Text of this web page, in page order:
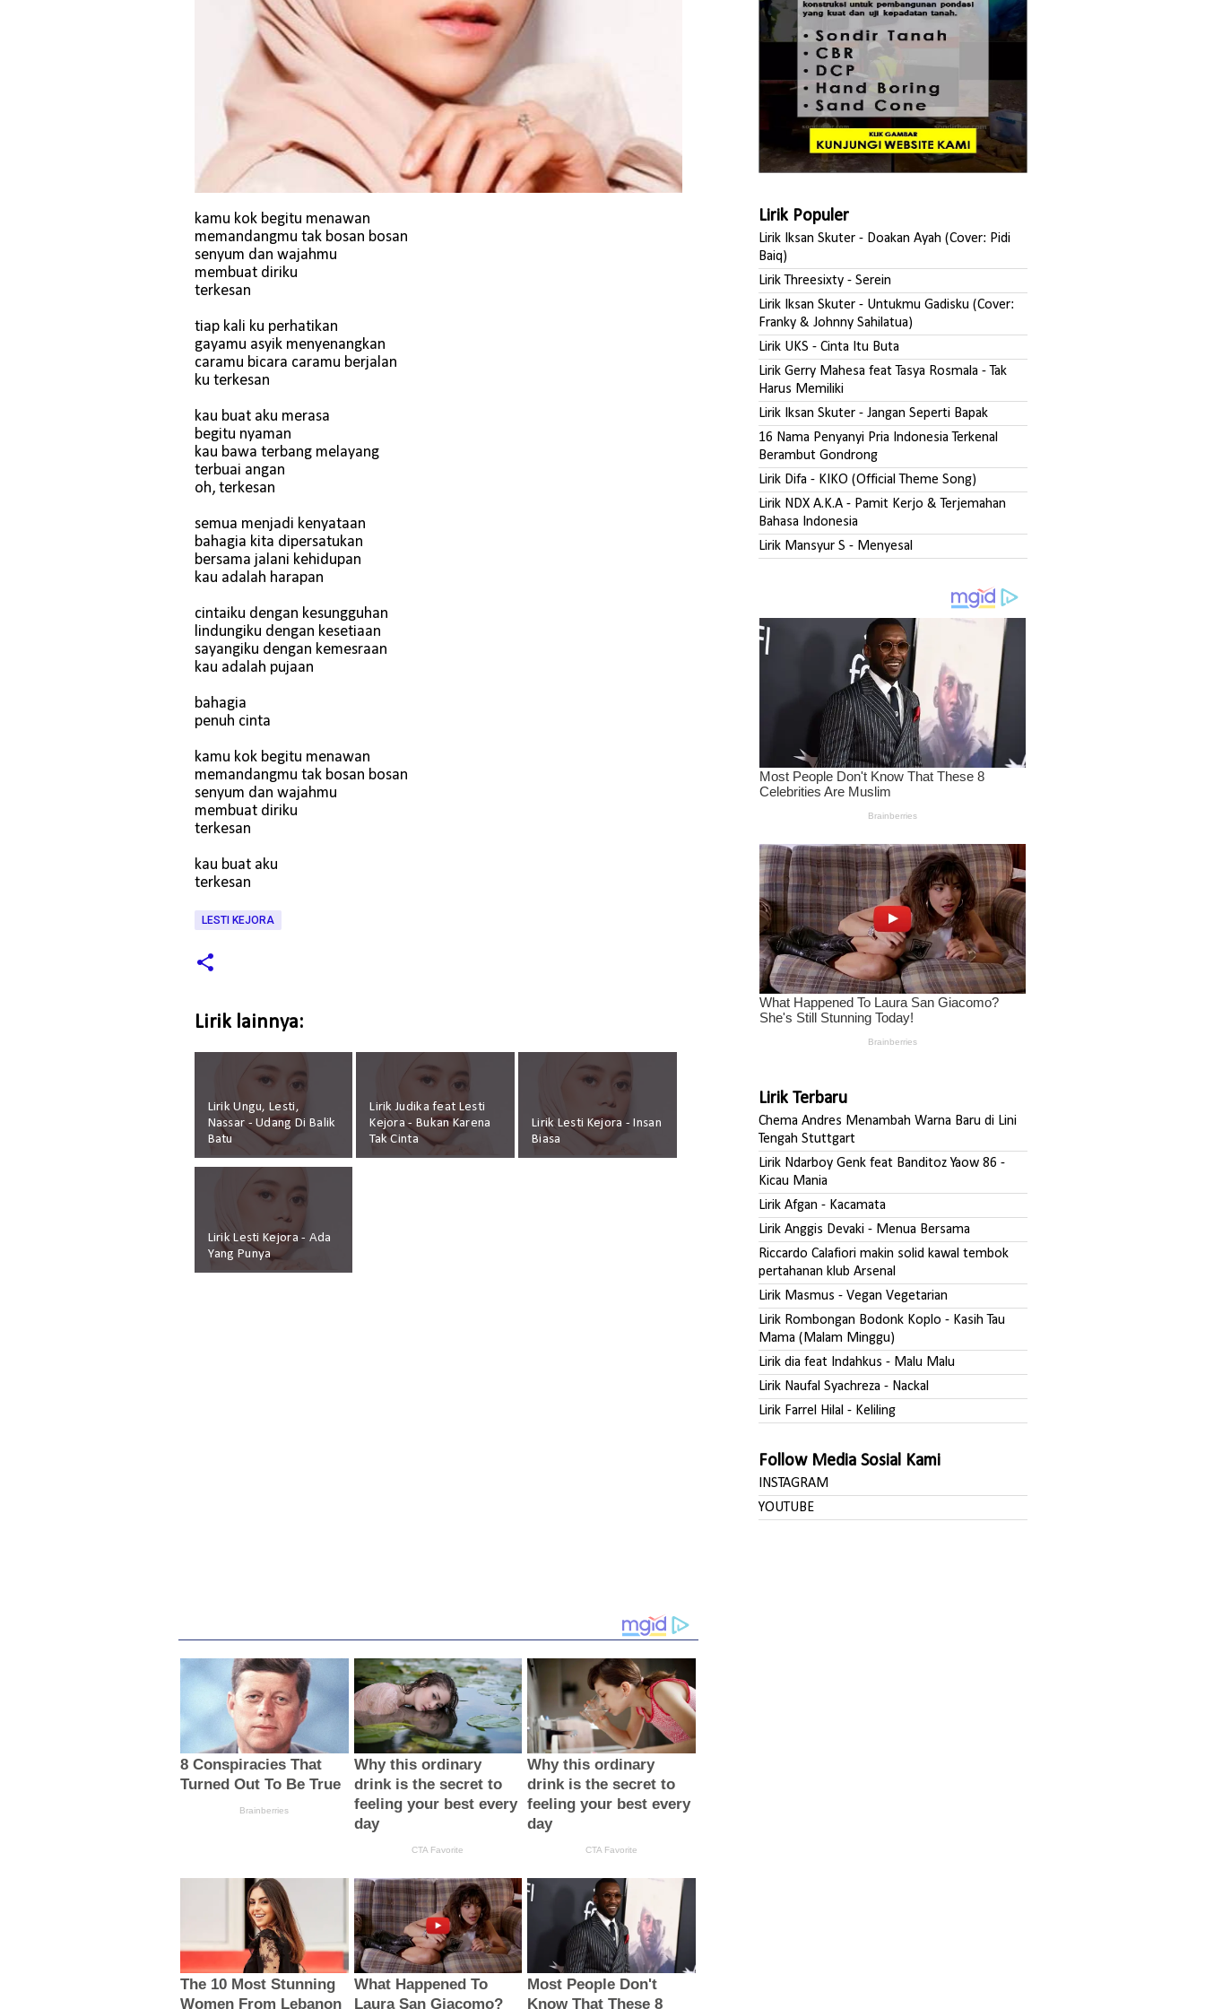
kamu kok begitu menawan
memandangmu tak bosan bosan
senyum dan wajahmu
membuat diriku
terkesan
tiap kali ku perhatikan
gayamu asyik menyenangkan
caramu bicara caramu berjalan
ku terkesan
kau buat aku merasa
begitu nyaman
kau bawa terbang melayang
terbuai angan
oh, terkesan
semua menjadi kenyataan
bahagia kita dipersatukan
bersama jalani kehidupan
kau adalah harapan
cintaiku dengan kesungguhan
lindungiku dengan kesetiaan
sayangiku dengan kemesraan
kau adalah pujaan
bahagia
penuh cinta
kamu kok begitu menawan
memandangmu tak bosan bosan
senyum dan wajahmu
membuat diriku
terkesan
kau buat aku
terkesan
LESTI KEJORA
Lirik lainnya:
Lirik Ungu, Lesti,
Nassar - Udang Di Balik
Batu
Lirik Judika feat Lesti
Kejora - Bukan Karena
Tak Cinta
Lirik Lesti Kejora - Insan
Biasa
Lirik Lesti Kejora - Ada
Yang Punya
Lirik Populer
Lirik Iksan Skuter - Doakan Ayah (Cover: Pidi
Baiq)
Lirik Threesixty - Serein
Lirik Iksan Skuter - Untukmu Gadisku (Cover:
Franky & Johnny Sahilatua)
Lirik UKS - Cinta Itu Buta
Lirik Gerry Mahesa feat Tasya Rosmala - Tak
Harus Memiliki
Lirik Iksan Skuter - Jangan Seperti Bapak
16 Nama Penyanyi Pria Indonesia Terkenal
Berambut Gondrong
Lirik Difa - KIKO (Official Theme Song)
Lirik NDX A.K.A - Pamit Kerjo & Terjemahan
Bahasa Indonesia
Lirik Mansyur S - Menyesal
Lirik Terbaru
Chema Andres Menambah Warna Baru di Lini
Tengah Stuttgart
Lirik Ndarboy Genk feat Banditoz Yaow 86 -
Kicau Mania
Lirik Afgan - Kacamata
Lirik Anggis Devaki - Menua Bersama
Riccardo Calafiori makin solid kawal tembok
pertahanan klub Arsenal
Lirik Masmus - Vegan Vegetarian
Lirik Rombongan Bodonk Koplo - Kasih Tau
Mama (Malam Minggu)
Lirik dia feat Indahkus - Malu Malu
Lirik Naufal Syachreza - Nackal
Lirik Farrel Hilal - Keliling
Follow Media Sosial Kami
INSTAGRAM
YOUTUBE